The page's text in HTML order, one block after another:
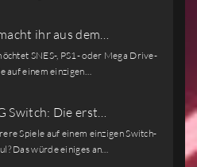
ihr aus dem…
SNES-, PS1- oder Mega Drive-
auf einem einzigen…
Switch: Die erst…
Spiele auf einem einzigen Switch-
Das würde einiges an…